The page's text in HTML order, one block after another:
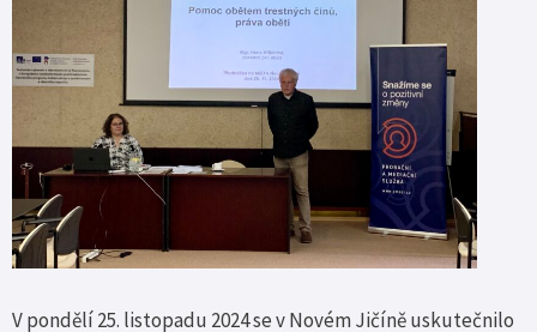
V pondělí 25. listopadu 2024 se v Novém Jičíně uskutečnilo